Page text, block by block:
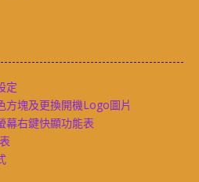
定
方塊及更換開機Logo圖片
幕右鍵快顯功能表